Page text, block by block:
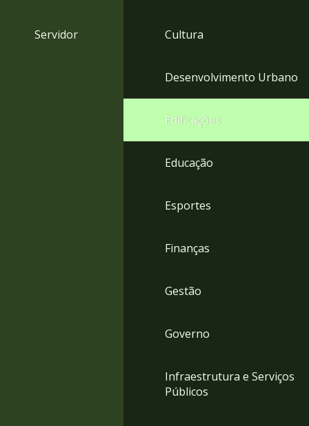
Servidor Cultura
Desenvolvimento Urbano
Edificações
Educação
Esportes
Finanças
Gestão
Governo
Infraestrutura e Serviços
Públicos